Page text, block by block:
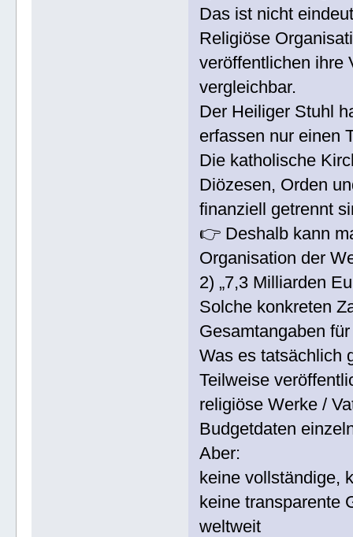
Das ist nicht
Religiöse
veröffentlichen ihre
vergleichbar.
Der Heiliger Stuhl
erfassen nur einen
Die katholische
Diözesen, Orden
finanziell getrennt
👉 Deshalb kann
Organisation der
2) „7,3 Milliarden
Solche konkreten
Gesamtangaben
Was es tatsächlich
Teilweise
religiöse Werke /
Budgetdaten
Aber:
keine vollständige,
keine transparente
weltweit